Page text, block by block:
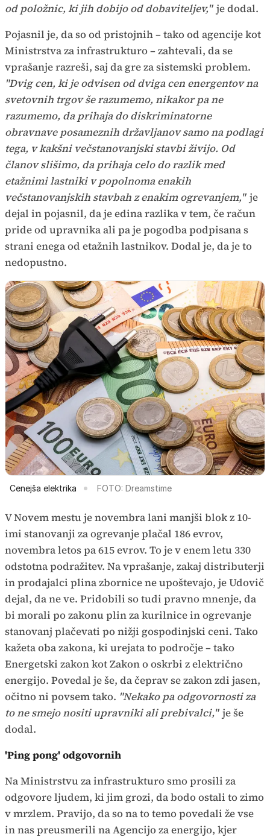
od položnic, ki jih dobijo od dobaviteljev," je dodal.
Pojasnil je, da so od pristojnih – tako od agencije kot
Ministrstva za infrastrukturo – zahtevali, da se
vprašanje razreši, saj da gre za sistemski problem.
"Dvig cen, ki je odvisen od dviga cen energentov na
svetovnih trgov še razumemo, nikakor pa ne
razumemo, da prihaja do diskriminatorne
obravnave posameznih državljanov samo na podlagi
tega, v kakšni večstanovanjski stavbi živijo. Od
članov slišimo, da prihaja celo do razlik med
etažnimi lastniki v popolnoma enakih
večstanovanjskih stavbah z enakim ogrevanjem," je
dejal in pojasnil, da je edina razlika v tem, če račun
pride od upravnika ali pa je pogodba podpisana s
strani enega od etažnih lastnikov. Dodal je, da je to
nedopustno.
Cenejša elektrika FOTO: Dreamstime
V Novem mestu je novembra lani manjši blok z 10-
imi stanovanji za ogrevanje plačal 186 evrov,
novembra letos pa 615 evrov. To je v enem letu 330
odstotna podražitev. Na vprašanje, zakaj distributerji
in prodajalci plina zbornice ne upoštevajo, je Udovič
dejal, da ne ve. Pridobili so tudi pravno mnenje, da
bi morali po zakonu plin za kurilnice in ogrevanje
stanovanj plačevati po nižji gospodinjski ceni. Tako
kažeta oba zakona, ki urejata to področje – tako
Energetski zakon kot Zakon o oskrbi z električno
energijo. Povedal je še, da čeprav se zakon zdi jasen,
očitno ni povsem tako. "Nekako pa odgovornosti za
to ne smejo nositi upravniki ali prebivalci," je še
dodal.
'Ping pong' odgovornih
Na Ministrstvu za infrastrukturo smo prosili za
odgovore ljudem, ki jim grozi, da bodo ostali to zimo
v mrzlem. Pravijo, da so na to temo povedali že vse
in nas preusmerili na Agencijo za energijo, kjer